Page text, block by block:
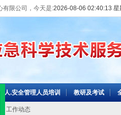
有限公司，今天是:2026-08-06 02:40:13 星
人.安全管理人员培训 教研及考试
>> 工作动态